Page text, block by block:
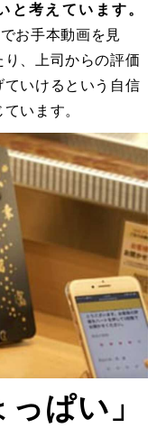
と考えています。
お手本動画を見
、上司からの評価
いけるという自信
います。
ぱい」